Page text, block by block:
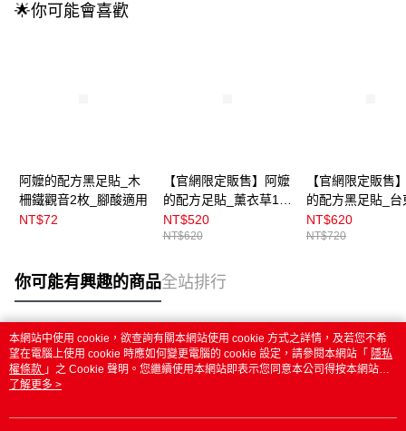
🌟你可能會喜歡
阿嬤的配方黑足貼_木
柵鐵觀音2枚_腳酸適用
NT$72
【官網限定販售】阿嬤
的配方足貼_薰衣草10
組(20枚)_腳酸適用
NT$520
NT$620
【官網限定販售
的配方黑足貼_台
烏龍10組(20枚)_
適用
NT$620
NT$720
你可能有興趣的商品全站排行
熱門標籤
本網站中使用 cookie，欲查詢有關本網站使用 cookie 方式之詳情，及若您不希
望在電腦上使用 cookie 時應如何變更電腦的 cookie 設定，請參閱本網站「 隱私
權條款 」之 Cookie 聲明。您繼續使用本網站即表示您同意本公司得按本網站使
用條款之 Cookie 聲明使用 cookie。
了解更多 >